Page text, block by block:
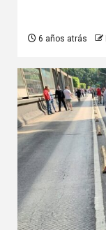
6 años atrás